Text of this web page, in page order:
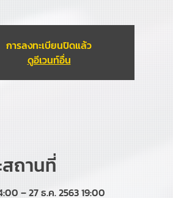
การลงทะเบียนปิดแล้ว
ดูอีเวนท์อื่น
สถานที่
– 27 ธ.ค. 2563 19:00